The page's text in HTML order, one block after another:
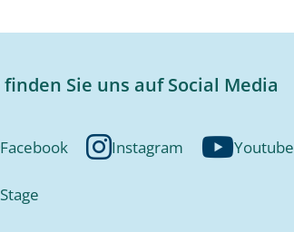
Sie uns auf Social Media
Facebook Instagram Youtube
Stage